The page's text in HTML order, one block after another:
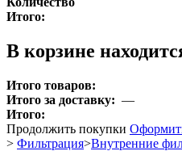
Итого:
В корзине
Итого товаров:
Итого за доставку: —
Итого:
Продолжить покупки
> Фильтрация>Внутренние